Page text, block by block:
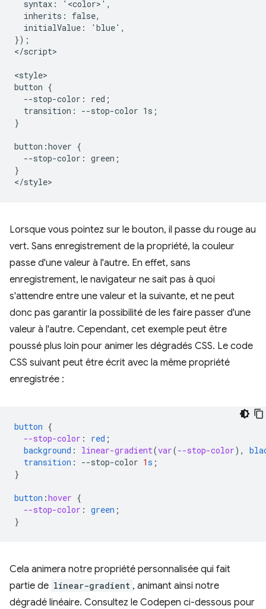
  syntax: '<color>',
  inherits: false,
  initialValue: 'blue',
});
</script>
<style>
button {
  --stop-color: red;
  transition: --stop-color 1s;
}
button:hover {
  --stop-color: green;
}
Lorsque vous pointez sur le bouton, il passe du rouge au
vert. Sans enregistrement de la propriété, la couleur
passe d'une valeur à l'autre. En effet, sans
enregistrement, le navigateur ne sait pas à quoi
s'attendre entre une valeur et la suivante, et ne peut
donc pas garantir la possibilité de les faire passer d'une
valeur à l'autre. Cependant, cet exemple peut être
poussé plus loin pour animer les dégradés CSS. Le code
CSS suivant peut être écrit avec la même propriété
enregistrée :
button {
--stop-color : red ;
background : linear-gradient(var(--stop-color),
transition : --stop-color 1s ;
}
button :hover {
--stop-color : green ;
}
Cela animera notre propriété personnalisée qui fait
partie de linear-gradient , animant ainsi notre
dégradé linéaire. Consultez le Codepen ci-dessous pour